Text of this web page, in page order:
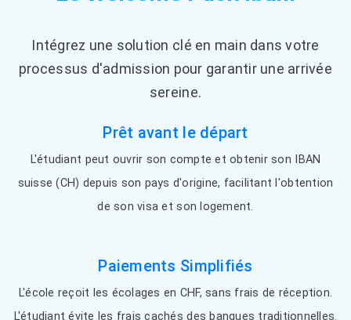
Intégrez une solution clé en main dans votre
processus d'admission pour garantir une arrivée
sereine.
Prêt avant le départ
L'étudiant peut ouvrir son compte et obtenir son IBAN
suisse (CH) depuis son pays d'origine, facilitant l'obtention
de son visa et son logement.
Paiements Simplifiés
L'école reçoit les écolages en CHF, sans frais de réception.
L'étudiant évite les frais cachés des banques traditionnelles.